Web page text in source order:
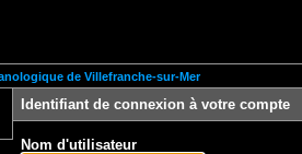
de Villefranche-sur-Mer
Identifiant de connexion à votre compte
Nom d'utilisateur